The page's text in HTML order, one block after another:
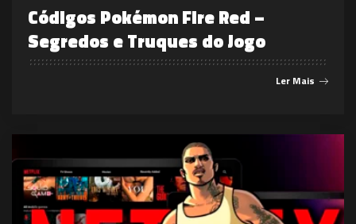
Códigos Pokémon Fire Red –
Segredos e Truques do Jogo
Ler Mais